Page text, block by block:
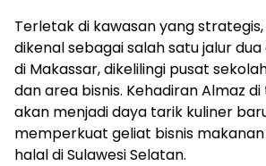
Terletak di kawasan yang
dikenal sebagai salah satu jalur
di Makassar, dikelilingi pusat
dan area bisnis. Kehadiran Almaz
akan menjadi daya tarik kuliner
memperkuat geliat bisnis
halal di Sulawesi Selatan.